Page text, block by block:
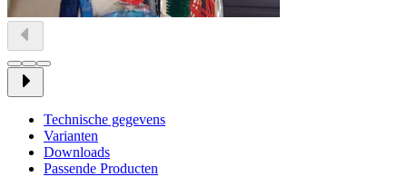
Technische gegevens
Varianten
Downloads
Passende Producten